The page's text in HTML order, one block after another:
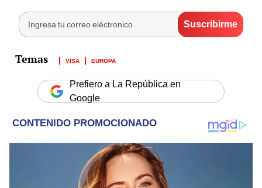
VISA EUROPA
Prefiero a La República en
Google